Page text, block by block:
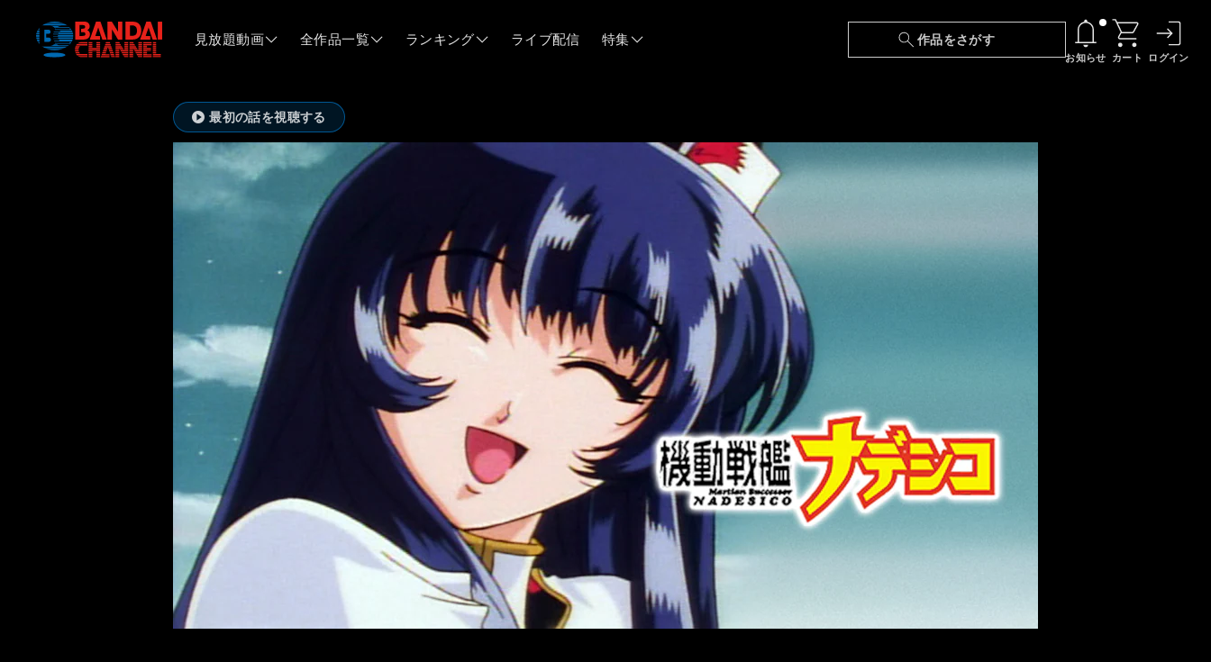
見放題動画 全作品一覧 ランキング ライブ配信 特集 作品をさがす
お知らせ
06/03
『最強の王様、二度目の人生は何をする？』第
24話 配信日変更のお知らせ
05/21
05/14
らせ
04/28
【障害】Android TVにおける不具合に関しまし
て
カート ログイン
最初の話を視聴する